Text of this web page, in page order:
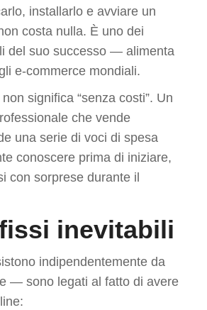
installarlo e avviare un
costa nulla. È uno dei
del suo successo — alimenta
e-commerce mondiali.
non significa “senza costi”. Un
che vende
una serie di voci di spesa
conoscere prima di iniziare,
con sorprese durante il
inevitabili
indipendentemente da
— sono legati al fatto di avere